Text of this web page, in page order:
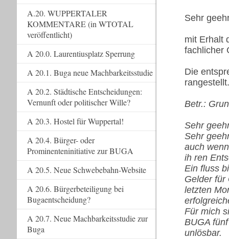
Sehr
mit Erhalt
fachlicher
Die
Betr.:
Sehr
Sehr
auch
ih ren
Ein fluss
Gelder für
letzten
Für mich
BUGA
unlösbar.
A.20. WUPPERTALER
KOMMENTARE (in WTOTAL
veröffentlicht)
A 20.0. Laurentiusplatz Sperrung
A 20.1. Buga neue Machbarkeitsstudie
A 20.2. Städtische Entscheidungen:
Vernunft oder politischer Wille?
A 20.3. Hostel für Wuppertal!
A 20.4. Bürger- oder
Prominenteninitiative zur BUGA
A 20.5. Neue Schwebebahn-Website
A 20.6. Bürgerbeteiligung bei
Bugaentscheidung?
A 20.7. Neue Machbarkeitsstudie zur
Buga